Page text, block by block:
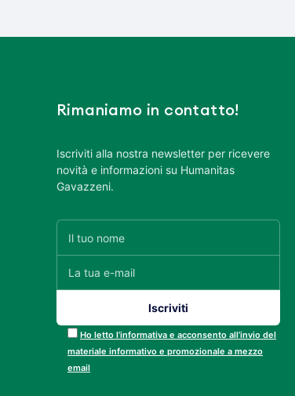
Rimaniamo in contatto!
Iscriviti alla nostra newsletter per ricevere
novità e informazioni su Humanitas
Gavazzeni.
Ho letto l’informativa e acconsento all’invio del
materiale informativo e promozionale a mezzo
email